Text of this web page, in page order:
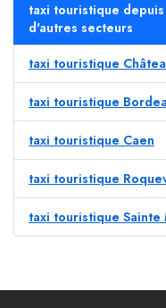
taxi touristique
d'autres secteurs
taxi touristique
taxi touristique
taxi touristique Caen
taxi touristique
taxi touristique Sainte